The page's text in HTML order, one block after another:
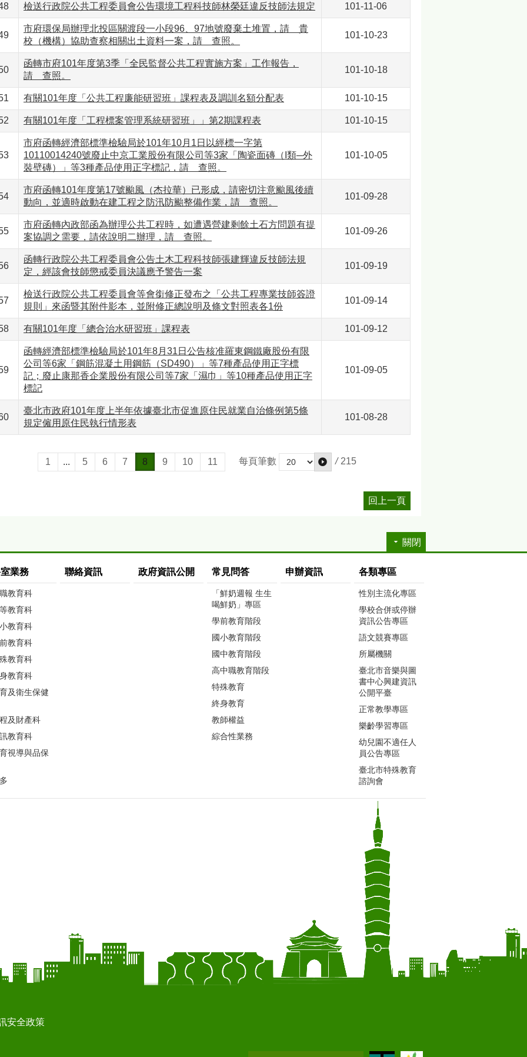
檢送行政院公共工程委員會公告環境工程科技師林榮廷違反技師法規定 101-11-06
市府環保局辦理北投區關渡段一小段96、97地號廢棄土堆置，請 貴
校（機構）協助查察相關出土資料一案，請 查照。
101-10-23
函轉市府101年度第3季「全民監督公共工程實施方案」工作報告，
請 查照。
101-10-18
有關101年度「公共工程廉能研習班」課程表及調訓名額分配表 101-10-15
有關101年度「工程標案管理系統研習班」」第2期課程表 101-10-15
市府函轉經濟部標準檢驗局於101年10月1日以經標一字第
10110014240號廢止中京工業股份有限公司等3家「陶瓷面磚（I類─外
裝壁磚）」等3種產品使用正字標記，請 查照。
101-10-05
市府函轉101年度第17號颱風（杰拉華）已形成，請密切注意颱風後續
動向，並適時啟動在建工程之防汛防颱整備作業，請 查照。
101-09-28
市府函轉內政部函為辦理公共工程時，如遭遇營建剩餘土石方問題有提
案協調之需要，請依說明二辦理，請 查照。
101-09-26
函轉行政院公共工程委員會公告土木工程科技師張建輝違反技師法規
定，經該會技師懲戒委員決議應予警告一案
101-09-19
檢送行政院公共工程委員會等會銜修正發布之「公共工程專業技師簽證
規則」來函暨其附件影本，並附修正總說明及條文對照表各1份
101-09-14
有關101年度「總合治水研習班」課程表 101-09-12
函轉經濟部標準檢驗局於101年8月31日公告核准羅東鋼鐵廠股份有限
公司等6家「鋼筋混凝土用鋼筋（SD490）」等7種產品使用正字標
記；廢止康那香企業股份有限公司等7家「濕巾」等10種產品使用正字
標記
101-09-05
臺北市政府101年度上半年依據臺北市促進原住民就業自治條例第5條
規定僱用原住民執行情形表
101-08-28
1 ... 5 6 7 8 9 10 11 每頁筆數 / 215
回上一頁
關閉
業務
教育科
教育科
教育科
教育科
教育科
教育科
及衛生保健
及財產科
教育科
視導與品保
聯絡資訊 政府資訊公開 常見問答
「鮮奶週報 生生
喝鮮奶」專區
學前教育階段
國小教育階段
國中教育階段
高中職教育階段
特殊教育
終身教育
教師權益
綜合性業務
申辦資訊 各類專區
性別主流化專區
學校合併或停辦
資訊公告專區
語文競賽專區
所屬機關
臺北市音樂與圖
書中心興建資訊
公開平臺
正常教學專區
樂齡學習專區
幼兒園不適任人
員公告專區
臺北市特殊教育
諮詢會
安全政策